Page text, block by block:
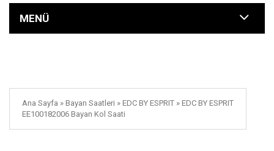
MENÜ
Ana Sayfa » Bayan Saatleri » EDC BY ESPRIT » EDC BY ESPRIT
EE100182006 Bayan Kol Saati